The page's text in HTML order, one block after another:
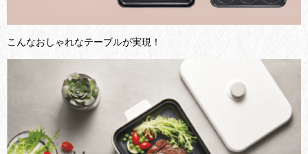
こんなおしゃれなテーブルが実現！